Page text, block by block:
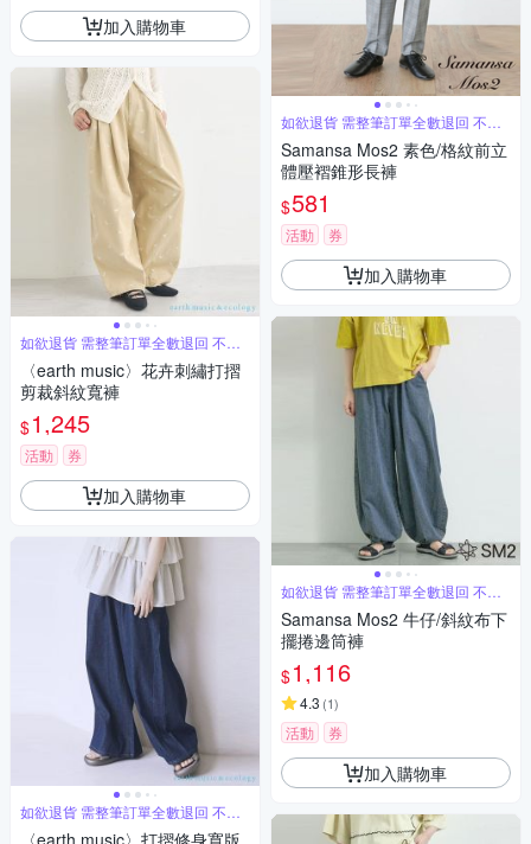
加入購物車
如欲退貨 需整筆訂單全數退回 不能
單退
〈earth music〉花卉刺繡打摺
剪裁斜紋寬褲
$1,245
活動 券
加入購物車
如欲退貨 需整筆訂單全數退回 不能
單退
如欲退貨 需整筆訂單全數退回 不能
單退
Samansa Mos2 素色/格紋前立
體壓褶錐形長褲
$581
活動 券
加入購物車
如欲退貨 需整筆訂單全數退回 不能
單退
Samansa Mos2 牛仔/斜紋布下
擺捲邊筒褲
$1,116
4.3 (1)
活動 券
加入購物車